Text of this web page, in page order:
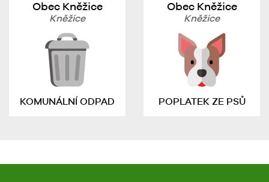
Obec Kněžice
Kněžice
KOMUNÁLNÍ ODPAD
Obec Kněžice
Kněžice
POPLATEK ZE PSŮ